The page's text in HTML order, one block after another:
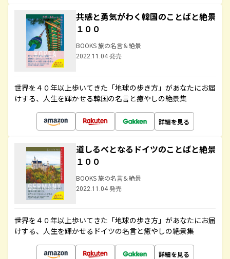
共感と勇気がわく韓国のことばと絶景
１００
BOOKS 旅の名言＆絶景
2022.11.04 発売
世界を４０年以上歩いてきた「地球の歩き方」があなたにお届
けする、人生を輝かせる韓国の名言と癒やしの絶景集
詳細を見る
道しるべとなるドイツのことばと絶景
１００
BOOKS 旅の名言＆絶景
2022.11.04 発売
世界を４０年以上歩いてきた「地球の歩き方」があなたにお届
けする、人生を輝かせるドイツの名言と癒やしの絶景集
詳細を見る